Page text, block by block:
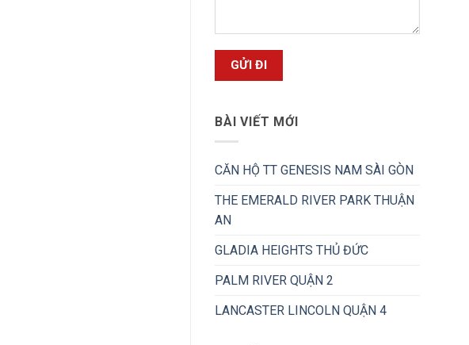
BÀI VIẾT MỚI
CĂN HỘ TT GENESIS NAM SÀI GÒN
THE EMERALD RIVER PARK THUẬN
AN
GLADIA HEIGHTS THỦ ĐỨC
PALM RIVER QUẬN 2
LANCASTER LINCOLN QUẬN 4